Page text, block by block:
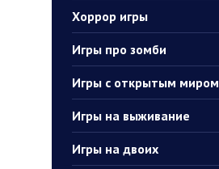
Хоррор игры
Игры про зомби
Игры с открытым миром
Игры на выживание
Игры на двоих